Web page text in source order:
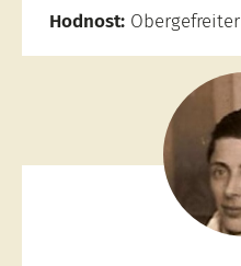
Hodnost: Obergefreiter